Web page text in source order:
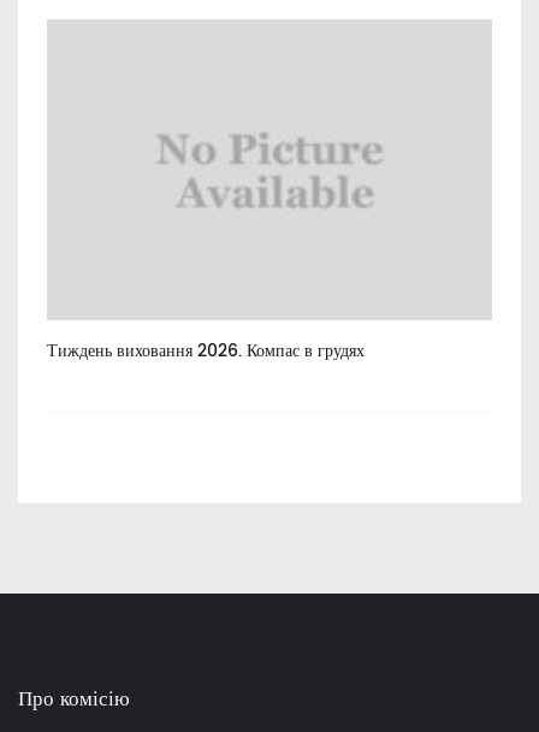
Тиждень виховання 2026. Компас в грудях
Про комісію